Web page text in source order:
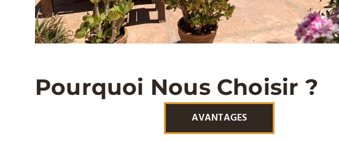
Pourquoi Nous Choisir ?
AVANTAGES